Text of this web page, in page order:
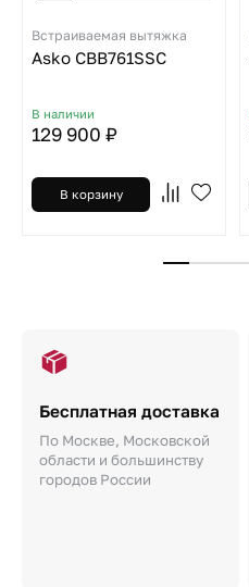
Встраиваемая вытяжка
Asko CBB761SSC
В наличии
129 900 ₽
В корзину
Бесплатная доставка
По Москве, Московской
области и большинству
городов России